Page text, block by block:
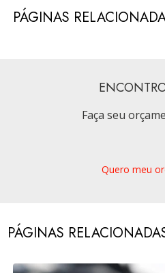
PÁGINAS
Faça seu
Quero meu
PÁGINAS